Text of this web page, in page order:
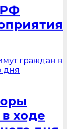
ходе